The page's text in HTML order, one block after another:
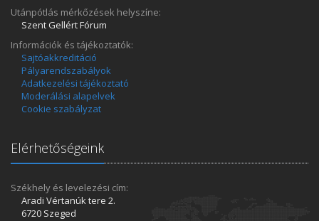
Utánpótlás mérkőzések helyszíne:
Szent Gellért Fórum
Információk és tájékoztatók:
Sajtóakkreditáció
Pályarendszabályok
Adatkezelési tájékoztató
Moderálási alapelvek
Cookie szabályzat
Elérhetőségeink
Székhely és levelezési cím:
Aradi Vértanúk tere 2.
6720 Szeged